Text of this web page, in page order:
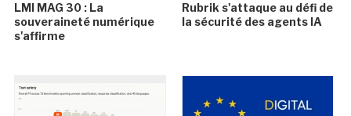
LMI MAG 30 : La
souveraineté numérique
s'affirme
Rubrik s'attaque au défi de
la sécurité des agents IA